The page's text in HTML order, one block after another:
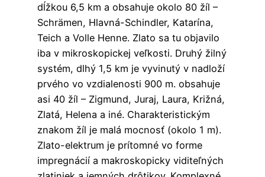
dĺžkou 6,5 km a obsahuje okolo 80 žíl –
Schrämen, Hlavná-Schindler, Katarína,
Teich a Volle Henne. Zlato sa tu objavilo
iba v mikroskopickej veľkosti. Druhý žilný
systém, dlhý 1,5 km je vyvinutý v nadloží
prvého vo vzdialenosti 900 m. obsahuje
asi 40 žíl – Zigmund, Juraj, Laura, Križná,
Zlatá, Helena a iné. Charakteristickým
znakom žíl je malá mocnosť (okolo 1 m).
Zlato-elektrum je prítomné vo forme
impregnácií a makroskopicky viditeľných